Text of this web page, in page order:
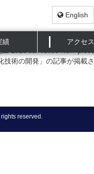
English
績 アクセス
技術の開発」の記事が掲載
reserved.